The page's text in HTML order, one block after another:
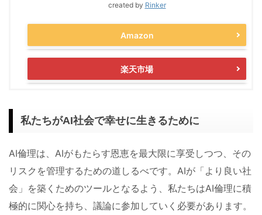
created by Rinker
Amazon
楽天市場
私たちがAI社会で幸せに生きるために
AI倫理は、AIがもたらす恩恵を最大限に享受しつつ、その
リスクを管理するための道しるべです。AIが「より良い社
会」を築くためのツールとなるよう、私たちはAI倫理に積
極的に関心を持ち、議論に参加していく必要があります。